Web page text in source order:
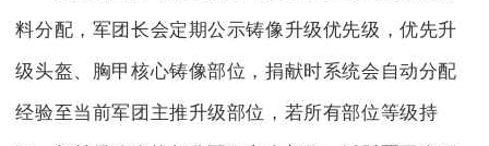
料分配，军团长会定期公示铸像升级优先级，优先升
级头盔、胸甲核心铸像部位，捐献时系统会自动分配
经验至当前军团主推升级部位，若所有部位等级持